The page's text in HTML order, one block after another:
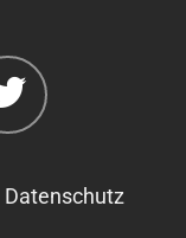
Datenschutz